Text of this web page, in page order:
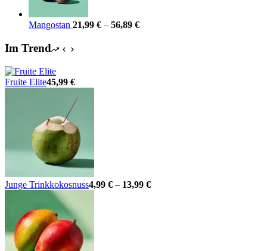
Mangostan 21,99 € – 56,89 €
Im Trend
Fruite Elite45,99 €
Junge Trinkkokosnuss4,99 € – 13,99 €